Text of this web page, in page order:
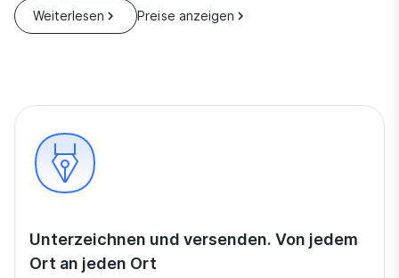
Weiterlesen Preise anzeigen
Unterzeichnen und versenden. Von jedem
Ort an jeden Ort